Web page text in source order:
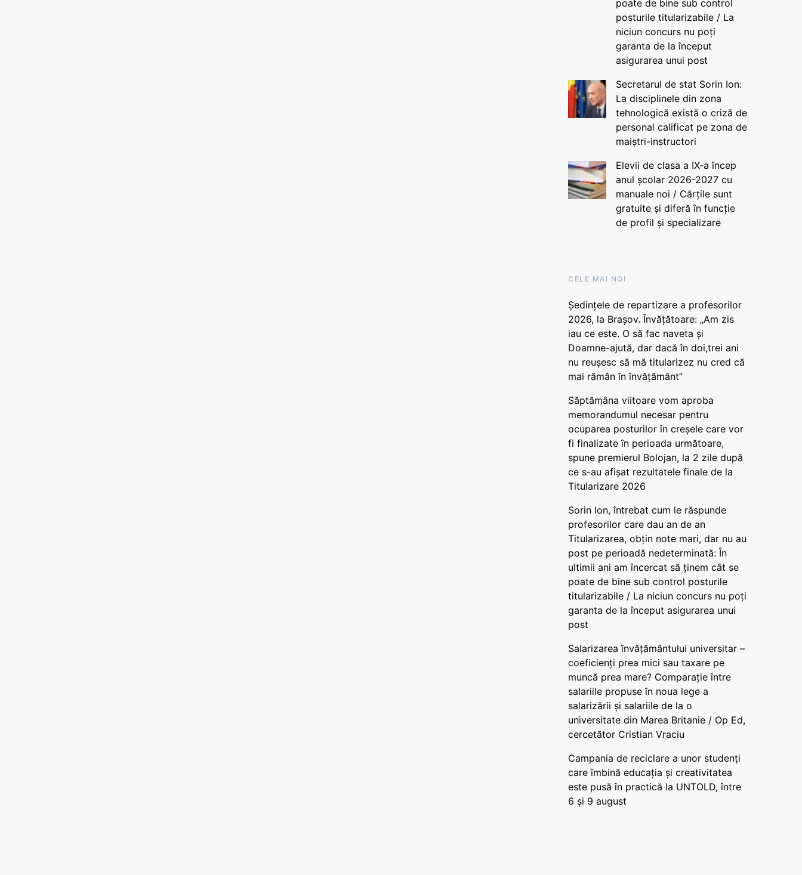
poate de bine sub control
posturile titularizabile / La
niciun concurs nu poți
garanta de la început
asigurarea unui post
Secretarul de stat Sorin Ion:
La disciplinele din zona
tehnologică există o criză de
personal calificat pe zona de
maiștri-instructori
Elevii de clasa a IX-a încep
anul școlar 2026-2027 cu
manuale noi / Cărțile sunt
gratuite și diferă în funcție
de profil și specializare
CELE MAI NOI
Ședințele de repartizare a profesorilor
2026, la Brașov. Învățătoare: „Am zis
iau ce este. O să fac naveta și
Doamne-ajută, dar dacă în doi,trei ani
nu reușesc să mă titularizez nu cred că
mai rămân în învățământ”
Săptămâna viitoare vom aproba
memorandumul necesar pentru
ocuparea posturilor în creșele care vor
fi finalizate în perioada următoare,
spune premierul Bolojan, la 2 zile după
ce s-au afișat rezultatele finale de la
Titularizare 2026
Sorin Ion, întrebat cum le răspunde
profesorilor care dau an de an
Titularizarea, obțin note mari, dar nu au
post pe perioadă nedeterminată: În
ultimii ani am încercat să ținem cât se
poate de bine sub control posturile
titularizabile / La niciun concurs nu poți
garanta de la început asigurarea unui
post
Salarizarea învățământului universitar –
coeficienți prea mici sau taxare pe
muncă prea mare? Comparație între
salariile propuse în noua lege a
salarizării și salariile de la o
universitate din Marea Britanie / Op Ed,
cercetător Cristian Vraciu
Campania de reciclare a unor studenți
care îmbină educația și creativitatea
este pusă în practică la UNTOLD, între
6 și 9 august